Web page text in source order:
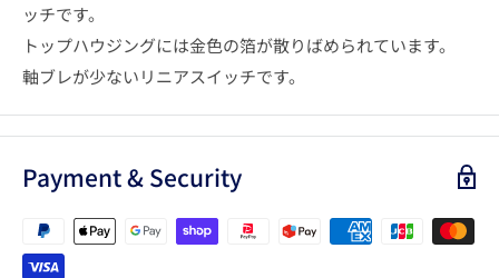
ッチです。
トップハウジングには金色の箔が散りばめられています。
軸ブレが少ないリニアスイッチです。
Payment & Security